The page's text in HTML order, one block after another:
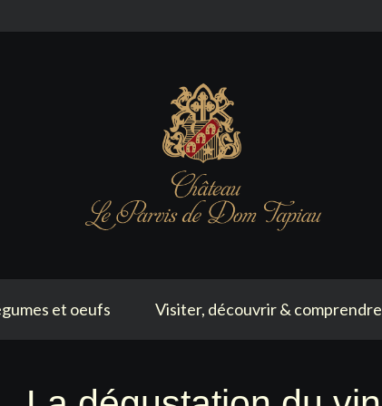
et oeufs Visiter, découvrir & comprendre